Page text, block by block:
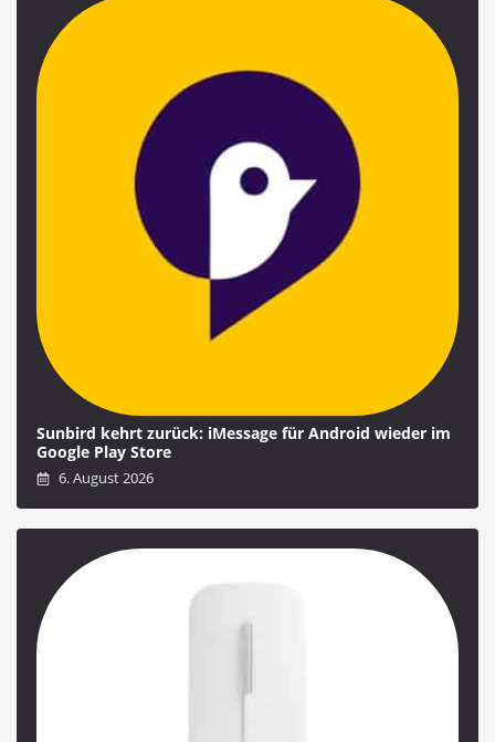
Sunbird kehrt zurück: iMessage für Android wieder im
Google Play Store
6. August 2026